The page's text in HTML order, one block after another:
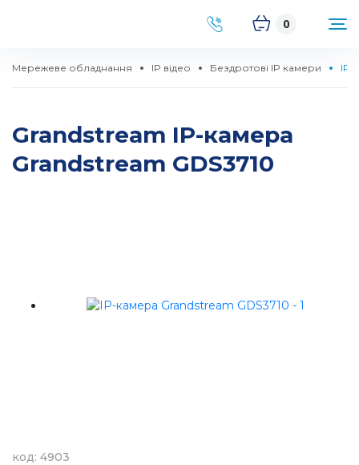
0
Мережеве обладнання IP відео Бездротові IP камери IP-
Grandstream IP-камера
Grandstream GDS3710
код: 4903